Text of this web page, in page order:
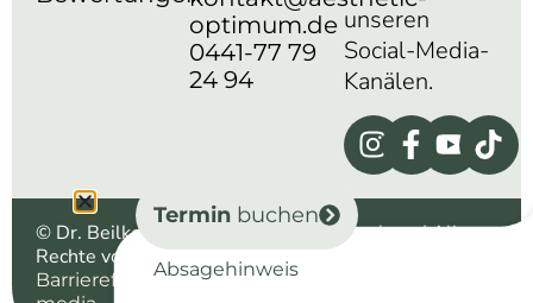
optimum.de
0441-77 79
24 94
unseren
Social-Media-
Kanälen.
© Dr. Beilke aesthetic optimum – Oldenburg | Alle
Rechte vorbehalten |Impressum|
Barrierefreiheit|WIKI| Powered by
Termin buchen
Absagehinweis